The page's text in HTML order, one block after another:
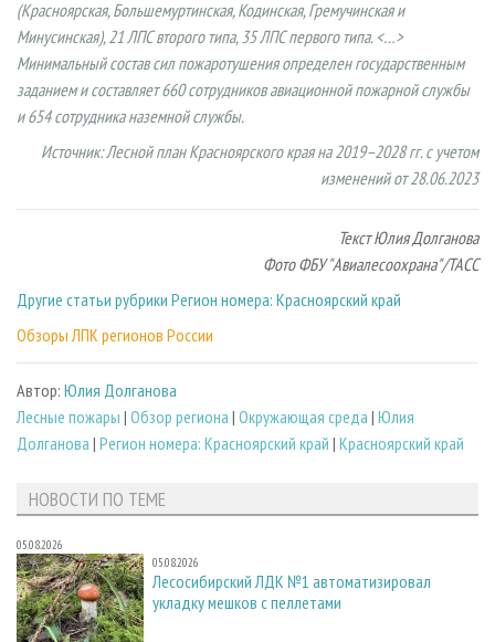
(Красноярская, Большемуртинская, Кодинская, Гремучинская и
Минусинская), 21 ЛПС второго типа, 35 ЛПС первого типа. <…>
Минимальный состав сил пожаротушения определен государственным
заданием и составляет 660 сотрудников авиационной пожарной службы
и 654 сотрудника наземной службы.
Источник: Лесной план Красноярского края на 2019–2028 гг. с учетом
изменений от 28.06.2023
Текст Юлия Долганова
Фото ФБУ "Авиалесоохрана"/ТАСС
Другие статьи рубрики Регион номера: Красноярский край
Обзоры ЛПК регионов России
Автор: Юлия Долганова
Лесные пожары | Обзор региона | Окружающая среда | Юлия
Долганова | Регион номера: Красноярский край | Красноярский край
НОВОСТИ ПО ТЕМЕ
05.08.2026
05.08.2026
Лесосибирский ЛДК №1 автоматизировал
укладку мешков с пеллетами